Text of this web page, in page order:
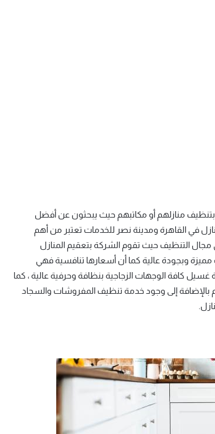
منازلهم أو مكاتبهم حيث يبحثون عن أفضل
في القاهرة ومدينة نصر للخدمات تعتبر من أهم
التنظيف حيث تقوم الشركة بتعقيم المنازل
وبجودة عالية كما أن أسعارها تنافسية فهي
كافة الوجهات الزجاجية بنظافة وحرفية عالية ، كما
بالإضافة إلى وجود خدمة تنظيف المفروشات والسجاد